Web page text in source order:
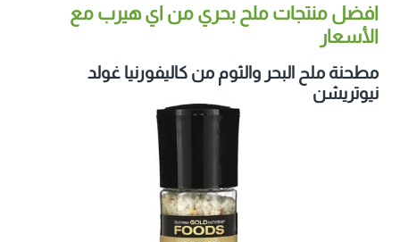
افضل منتجات ملح بحري من اي هيرب مع
الأسعار
مطحنة ملح البحر والثوم من كاليفورنيا غولد
نيوتريشن